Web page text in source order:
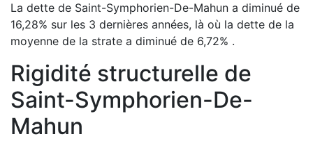
La dette de Saint-Symphorien-De-Mahun a diminué de
16,28% sur les 3 dernières années, là où la dette de la
moyenne de la strate a diminué de 6,72% .
Rigidité structurelle de
Saint-Symphorien-De-
Mahun